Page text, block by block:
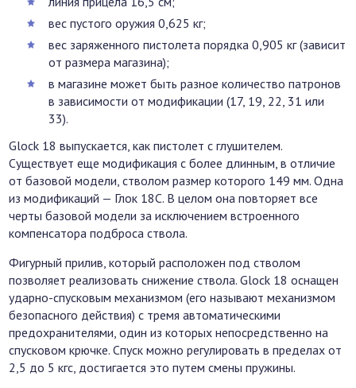
вес пустого оружия 0,625 кг;
вес заряженного пистолета порядка 0,905 кг (зависит
от размера магазина);
в магазине может быть разное количество патронов
в зависимости от модификации (17, 19, 22, 31 или
33).
Glock 18 выпускается, как пистолет с глушителем.
Существует еще модификация с более длинным, в отличие
от базовой модели, стволом размер которого 149 мм. Одна
из модификаций — Глок 18C. В целом она повторяет все
черты базовой модели за исключением встроенного
компенсатора подброса ствола.
Фигурный прилив, который расположен под стволом
позволяет реализовать снижение ствола. Glock 18 оснащен
ударно-спусковым механизмом (его называют механизмом
безопасного действия) с тремя автоматическими
предохранителями, один из которых непосредственно на
спусковом крючке. Спуск можно регулировать в пределах от
2,5 до 5 кгс, достигается это путем смены пружины.